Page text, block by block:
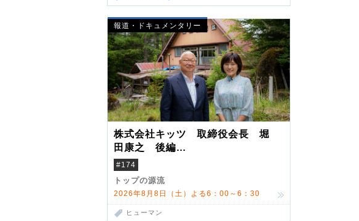
報道・ドキュメンタリー
株式会社キッツ 取締役会長 堀
田康之 後編
米国駐在でも浮かんだ八ヶ岳 山
小屋を営んだ父母
#174
トップの源流
2026年8月8日（土）よる6：00～6：30
ヒューマン